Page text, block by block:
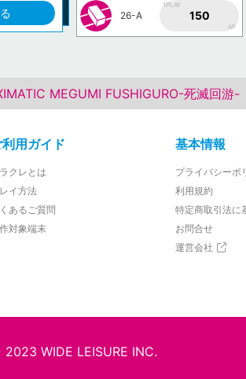
26-A
1PLAY
150
AP
MEGUMI FUSHIGURO-死滅回游-
利用ガイド
クレとは
イ方法
あるご質問
対象端末
基本情報
プライバシーポ
利用規約
特定商取引法に
お問合せ
運営会社
WIDE LEISURE INC.